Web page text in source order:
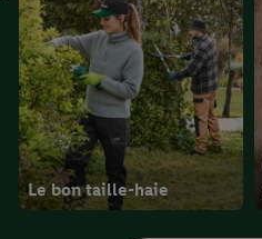
Le bon taille-haie